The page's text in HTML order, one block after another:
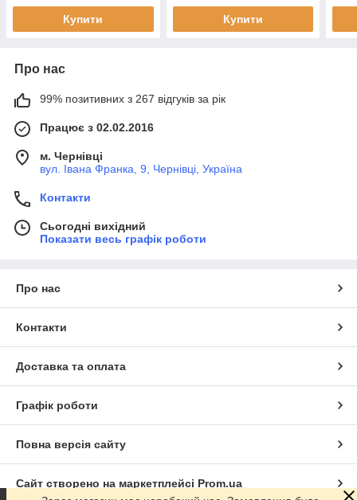
Купити Купити
Про нас
99% позитивних з 267 відгуків за рік
Працює з 02.02.2016
м. Чернівці
вул. Івана Франка, 9, Чернівці, Україна
Контакти
Сьогодні вихідний
Показати весь графік роботи
Про нас
Контакти
Доставка та оплата
Графік роботи
Повна версія сайту
Сайт створено на маркетплейсі Prom.ua